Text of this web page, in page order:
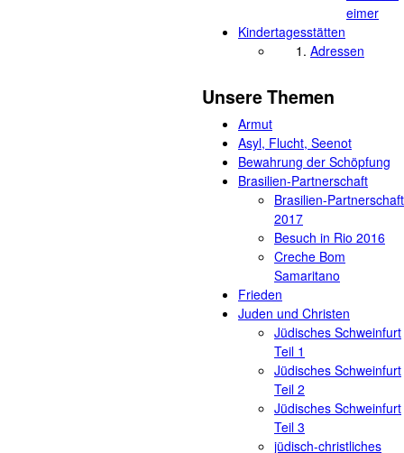
eimer
Kindertagesstätten
Adressen
Unsere Themen
Armut
Asyl, Flucht, Seenot
Bewahrung der Schöpfung
Brasilien-Partnerschaft
Brasilien-Partnerschaft
2017
Besuch in Rio 2016
Creche Bom
Samaritano
Frieden
Juden und Christen
Jüdisches Schweinfurt
Teil 1
Jüdisches Schweinfurt
Teil 2
Jüdisches Schweinfurt
Teil 3
jüdisch-christliches